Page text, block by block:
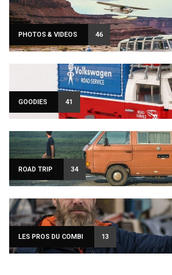
PHOTOS & VIDEOS 46
GOODIES 41
ROAD TRIP 34
LES PROS DU COMBI 13